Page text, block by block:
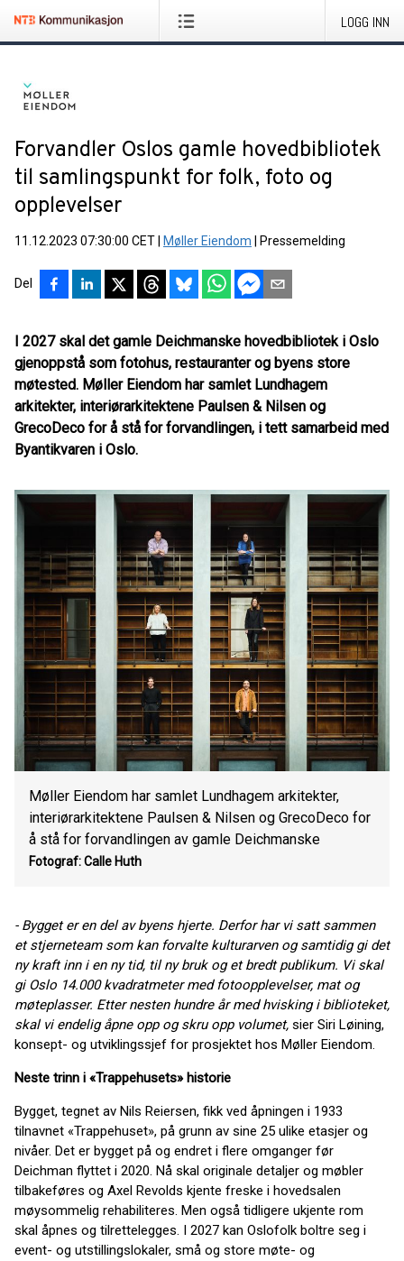
LOGG INN
Forvandler Oslos gamle hovedbibliotek
til samlingspunkt for folk, foto og
opplevelser
11.12.2023 07:30:00 CET Møller Eiendom Pressemelding
Del
I 2027 skal det gamle Deichmanske hovedbibliotek i Oslo
gjenoppstå som fotohus, restauranter og byens store
møtested. Møller Eiendom har samlet Lundhagem
arkitekter, interiørarkitektene Paulsen & Nilsen og
GrecoDeco for å stå for forvandlingen, i tett samarbeid med
Byantikvaren i Oslo.
Møller Eiendom har samlet Lundhagem arkitekter,
interiørarkitektene Paulsen & Nilsen og GrecoDeco for
å stå for forvandlingen av gamle Deichmanske
Fotograf: Calle Huth
- Bygget er en del av byens hjerte. Derfor har vi satt sammen
et stjerneteam som kan forvalte kulturarven og samtidig gi det
ny kraft inn i en ny tid, til ny bruk og et bredt publikum. Vi skal
gi Oslo 14.000 kvadratmeter med fotoopplevelser, mat og
møteplasser. Etter nesten hundre år med hvisking i biblioteket,
skal vi endelig åpne opp og skru opp volumet, sier Siri Løining,
konsept- og utviklingssjef for prosjektet hos Møller Eiendom.
Neste trinn i «Trappehusets» historie
Bygget, tegnet av Nils Reiersen, fikk ved åpningen i 1933
tilnavnet «Trappehuset», på grunn av sine 25 ulike etasjer og
nivåer. Det er bygget på og endret i flere omganger før
Deichman flyttet i 2020. Nå skal originale detaljer og møbler
tilbakeføres og Axel Revolds kjente freske i hovedsalen
møysommelig rehabiliteres. Men også tidligere ukjente rom
skal åpnes og tilrettelegges. I 2027 kan Oslofolk boltre seg i
event- og utstillingslokaler, små og store møte- og